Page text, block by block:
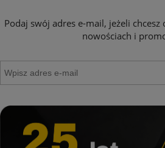
Podaj swój adres e-mail, jeżeli
nowościach i